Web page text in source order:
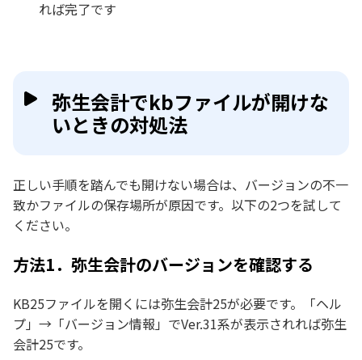
れば完了です
弥生会計でkbファイルが開けな
いときの対処法
正しい手順を踏んでも開けない場合は、バージョンの不一
致かファイルの保存場所が原因です。以下の2つを試して
ください。
方法1．弥生会計のバージョンを確認する
KB25ファイルを開くには弥生会計25が必要です。「ヘル
プ」→「バージョン情報」でVer.31系が表示されれば弥生
会計25です。